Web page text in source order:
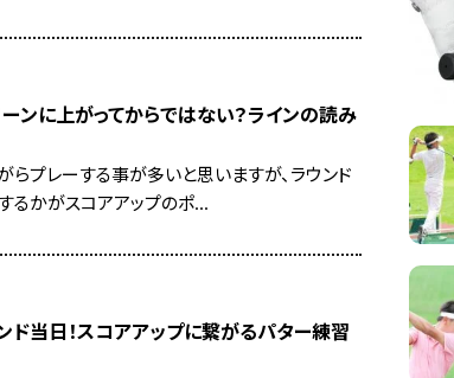
ンに上がってからではない？ラインの読み
プレーする事が多いと思いますが、ラウンド
るかがスコアアップのポ...
ド当日！スコアアップに繋がるパター練習